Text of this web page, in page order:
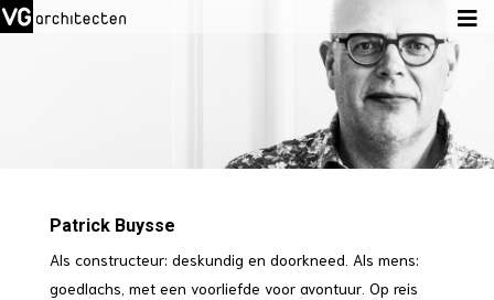
Patrick Buysse
Als constructeur: deskundig en doorkneed. Als mens:
goedlachs, met een voorliefde voor avontuur. Op reis